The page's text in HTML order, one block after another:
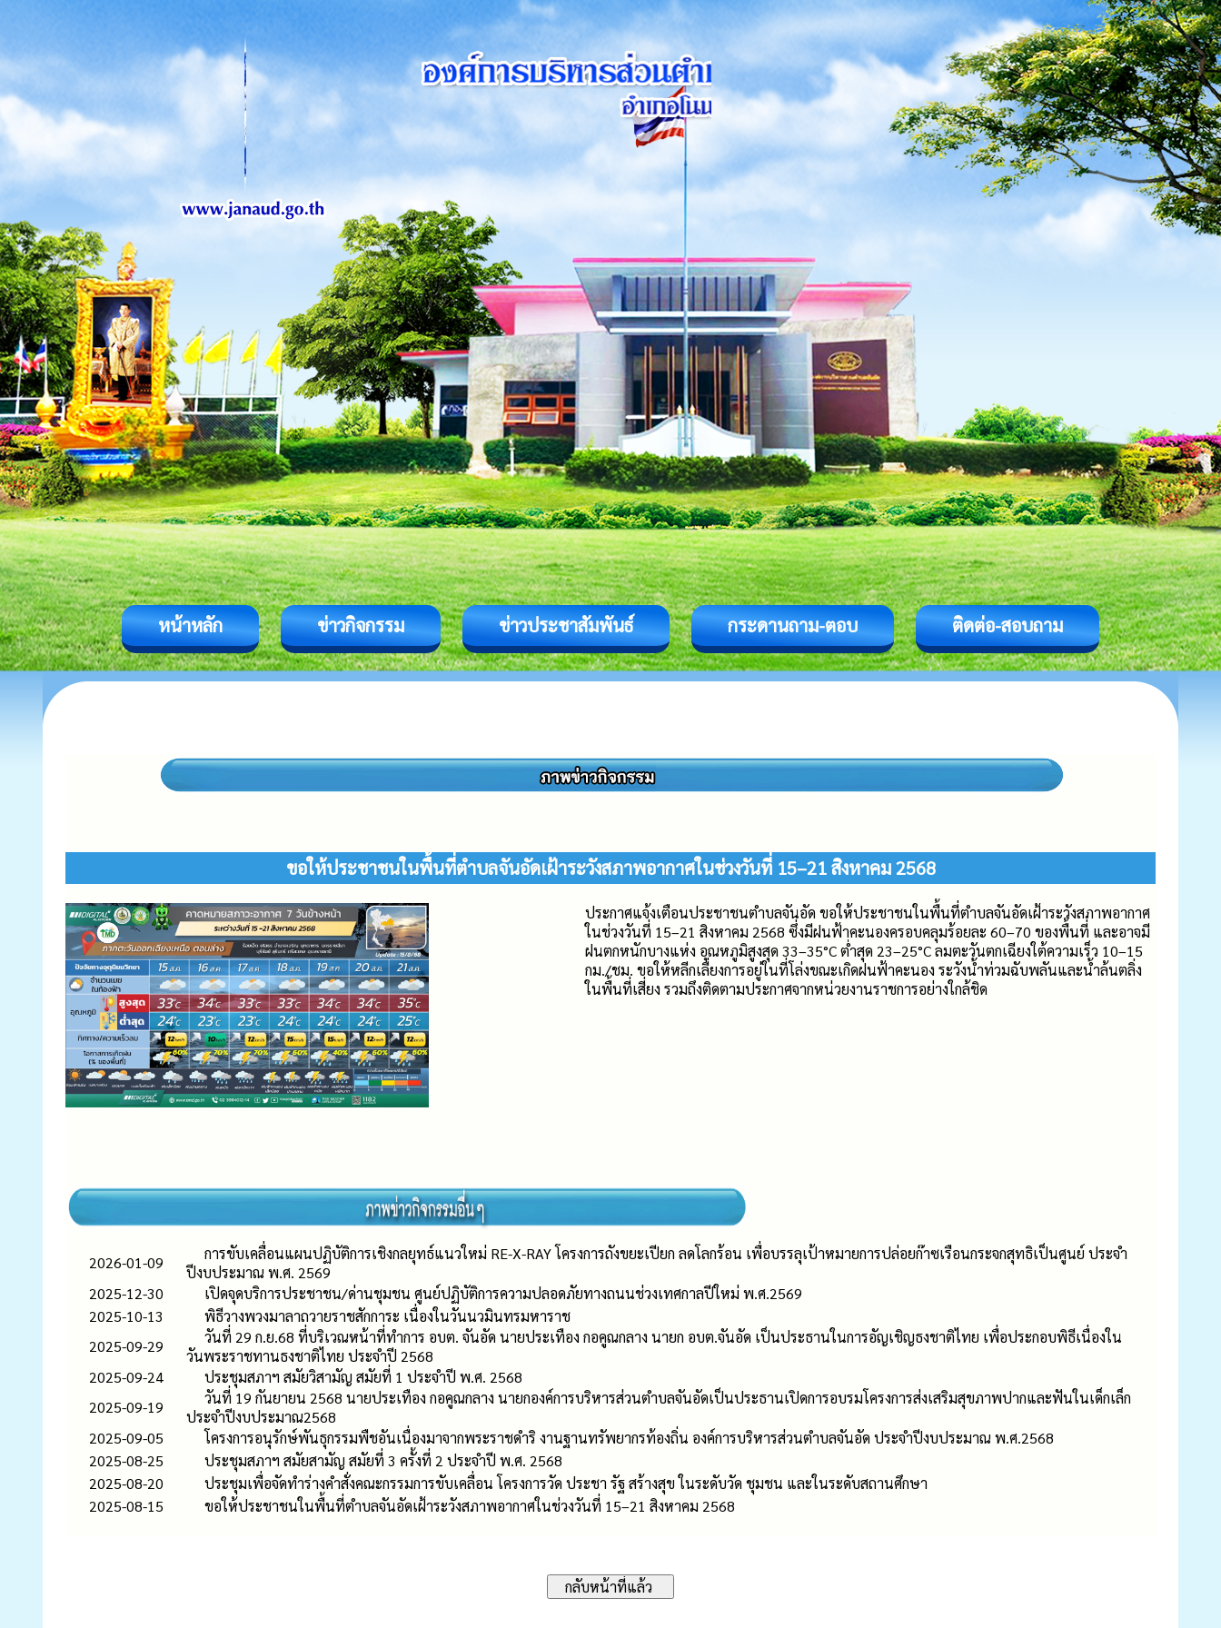
หน้าหลัก ข่าวกิจกรรม ข่าวประชาสัมพันธ์ กระดานถาม-ตอบ ติดต่อ-สอบถาม
ขอให้ประชาชนในพื้นที่ตำบลจันอัดเฝ้าระวังสภาพอากาศในช่วงวันที่ 15–21 สิงหาคม 2568
ประกาศแจ้งเตือนประชาชนตำบลจันอัด ขอให้ประชาชนในพื้นที่ตำบลจันอัดเฝ้าระวังสภาพอากาศ
ในช่วงวันที่ 15–21 สิงหาคม 2568 ซึ่งมีฝนฟ้าคะนองครอบคลุมร้อยละ 60–70 ของพื้นที่ และอาจมี
ฝนตกหนักบางแห่ง อุณหภูมิสูงสุด 33–35°C ต่ำสุด 23–25°C ลมตะวันตกเฉียงใต้ความเร็ว 10–15
กม./ชม. ขอให้หลีกเลี่ยงการอยู่ในที่โล่งขณะเกิดฝนฟ้าคะนอง ระวังน้ำท่วมฉับพลันและน้ำล้นตลิ่ง
ในพื้นที่เสี่ยง รวมถึงติดตามประกาศจากหน่วยงานราชการอย่างใกล้ชิด
2026-01-09
การขับเคลื่อนแผนปฏิบัติการเชิงกลยุทธ์แนวใหม่ RE-X-RAY โครงการถังขยะเปียก ลดโลกร้อน เพื่อบรรลุเป้าหมายการปล่อยก๊าซเรือนกระจกสุทธิเป็นศูนย์ ประจำ
ปีงบประมาณ พ.ศ. 2569
2025-12-30
เปิดจุดบริการประชาชน/ด่านชุมชน ศูนย์ปฏิบัติการความปลอดภัยทางถนนช่วงเทศกาลปีใหม่ พ.ศ.2569
2025-10-13
พิธีวางพวงมาลาถวายราชสักการะ เนื่องในวันนวมินทรมหาราช
2025-09-29
วันที่ 29 ก.ย.68 ที่บริเวณหน้าที่ทำการ อบต. จันอัด นายประเทือง กอคูณกลาง นายก อบต.จันอัด เป็นประธานในการอัญเชิญธงชาติไทย เพื่อประกอบพิธีเนื่องใน
วันพระราชทานธงชาติไทย ประจำปี 2568
2025-09-24
ประชุมสภาฯ สมัยวิสามัญ สมัยที่ 1 ประจำปี พ.ศ. 2568
2025-09-19
วันที่ 19 กันยายน 2568 นายประเทือง กอคูณกลาง นายกองค์การบริหารส่วนตำบลจันอัดเป็นประธานเปิดการอบรมโครงการส่งเสริมสุขภาพปากและฟันในเด็กเล็ก
ประจำปีงบประมาณ2568
2025-09-05
โครงการอนุรักษ์พันธุกรรมพืชอันเนื่องมาจากพระราชดำริ งานฐานทรัพยากรท้องถิ่น องค์การบริหารส่วนตำบลจันอัด ประจำปีงบประมาณ พ.ศ.2568
2025-08-25
ประชุมสภาฯ สมัยสามัญ สมัยที่ 3 ครั้งที่ 2 ประจำปี พ.ศ. 2568
2025-08-20
ประชุมเพื่อจัดทำร่างคำสั่งคณะกรรมการขับเคลื่อน โครงการวัด ประชา รัฐ สร้างสุข ในระดับวัด ชุมชน และในระดับสถานศึกษา
2025-08-15
ขอให้ประชาชนในพื้นที่ตำบลจันอัดเฝ้าระวังสภาพอากาศในช่วงวันที่ 15–21 สิงหาคม 2568